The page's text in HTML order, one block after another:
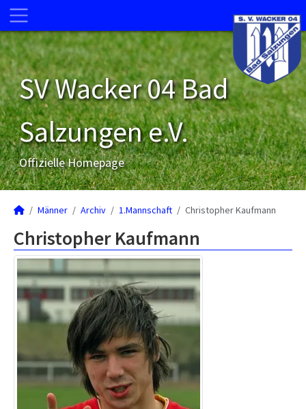
SV Wacker 04 Bad
Salzungen e.V.
Offizielle Homepage
Männer Archiv 1.Mannschaft Christopher Kaufmann
Christopher Kaufmann